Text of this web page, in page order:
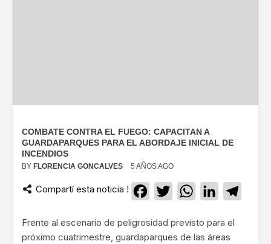
COMBATE CONTRA EL FUEGO: CAPACITAN A
GUARDAPARQUES PARA EL ABORDAJE INICIAL DE
INCENDIOS
BY FLORENCIA GONCALVES 5 AÑOS AGO
Compartí esta noticia ! Facebook
TwitterWhatsApp
LinkedIn
Frente al escenario de peligrosidad previsto para el
próximo cuatrimestre, guardaparques de las áreas